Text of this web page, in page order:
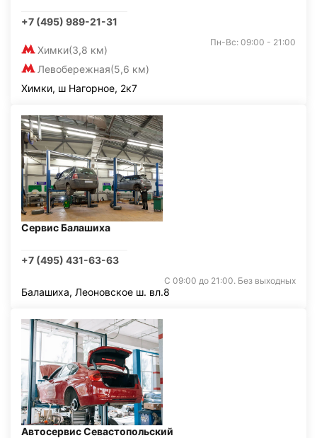
+7 (495) 989-21-31
Химки(3,8 км)
Левобережная(5,6 км)
Пн-Вс: 09:00 - 21:00
Химки, ш Нагорное, 2к7
Сервис Балашиха
+7 (495) 431-63-63
С 09:00 до 21:00. Без выходных
Балашиха, Леоновское ш. вл.8
Автосервис Севастопольский